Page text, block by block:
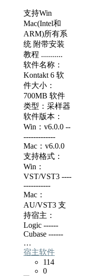
支持Win
Mac(Intel和
ARM)所有系
统 附带安装
教程 ...........
软件名称：
Kontakt 6 软
件大小：
700MB 软件
类型：采样器
软件版本：
Win：v6.0.0 --
-------------
Mac：v6.0.0
支持格式：
Win：
VST/VST3 ----
-----------
Mac：
AU/VST3 支
持宿主：
Logic ------
Cubase ------
…
宿主软件
114
0